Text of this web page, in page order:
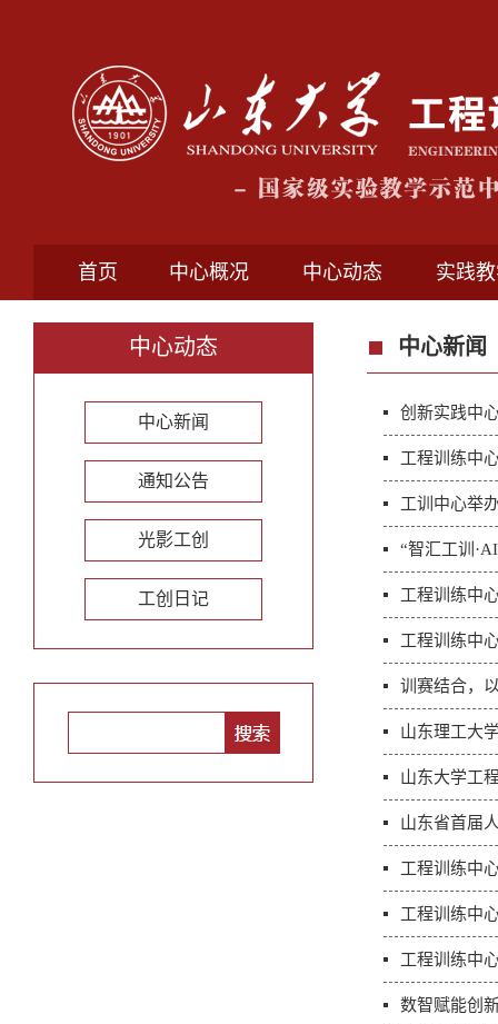
首页 中心概况 中心动态 实践
中心动态
中心新闻
通知公告
光影工创
工创日记
中心新闻
创新实践中
工程训练中
工训中心举
“智汇工训
工程训练中
工程训练中
训赛结合，
山东理工大
山东大学工
山东省首届
工程训练中
工程训练中
工程训练中
数智赋能创